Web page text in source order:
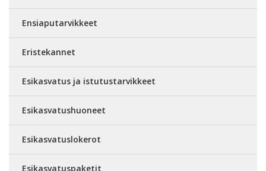
Ensiaputarvikkeet
Eristekannet
Esikasvatus ja istutustarvikkeet
Esikasvatushuoneet
Esikasvatuslokerot
Esikasvatuspaketit